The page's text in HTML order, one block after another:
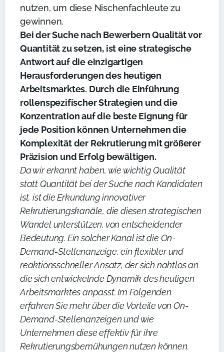
nutzen, um diese Nischenfachleute zu
gewinnen.
Bei der Suche nach Bewerbern Qualität vor
Quantität zu setzen, ist eine strategische
Antwort auf die einzigartigen
Herausforderungen des heutigen
Arbeitsmarktes. Durch die Einführung
rollenspezifischer Strategien und die
Konzentration auf die beste Eignung für
jede Position können Unternehmen die
Komplexität der Rekrutierung mit größerer
Präzision und Erfolg bewältigen.
Da wir erkannt haben, wie wichtig Qualität
statt Quantität bei der Suche nach Kandidaten
ist, ist die Erkundung innovativer
Rekrutierungskanäle, die diesen strategischen
Wandel unterstützen, von entscheidender
Bedeutung. Ein solcher Kanal ist die On-
Demand-Stellenanzeige, ein flexibler und
reaktionsschneller Ansatz, der sich nahtlos an
die sich entwickelnde Dynamik des heutigen
Arbeitsmarktes anpasst. Im Folgenden
erfahren Sie mehr über die Vorteile von On-
Demand-Stellenanzeigen und wie
Unternehmen diese effektiv für ihre
Rekrutierungsbemühungen nutzen können.